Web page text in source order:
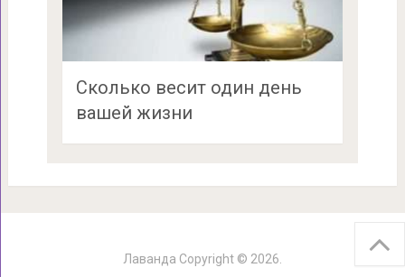
Сколько весит один день
вашей жизни
Лаванда Copyright © 2026.